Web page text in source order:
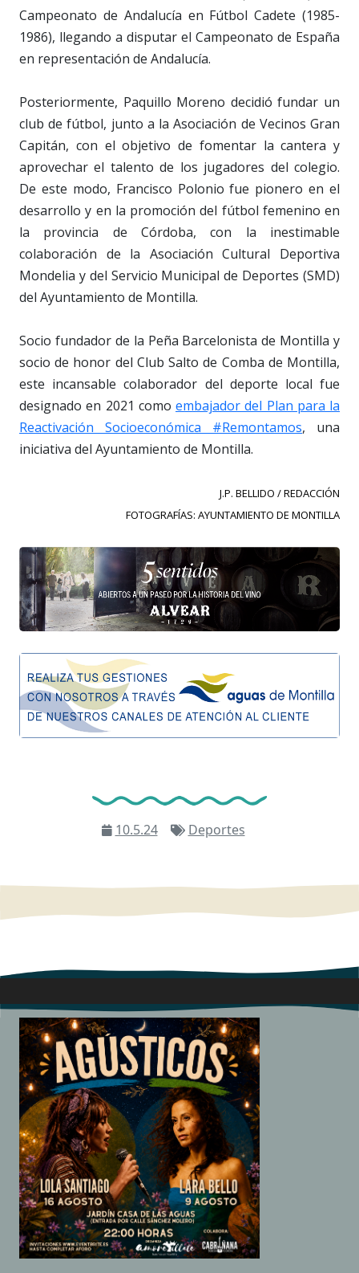
Campeonato de Andalucía en Fútbol Cadete (1985-
1986), llegando a disputar el Campeonato de España
en representación de Andalucía.
Posteriormente, Paquillo Moreno decidió fundar un
club de fútbol, junto a la Asociación de Vecinos Gran
Capitán, con el objetivo de fomentar la cantera y
aprovechar el talento de los jugadores del colegio.
De este modo, Francisco Polonio fue pionero en el
desarrollo y en la promoción del fútbol femenino en
la provincia de Córdoba, con la inestimable
colaboración de la Asociación Cultural Deportiva
Mondelia y del Servicio Municipal de Deportes (SMD)
del Ayuntamiento de Montilla.
Socio fundador de la Peña Barcelonista de Montilla y
socio de honor del Club Salto de Comba de Montilla,
este incansable colaborador del deporte local fue
designado en 2021 como embajador del Plan para la
Reactivación Socioeconómica #Remontamos, una
iniciativa del Ayuntamiento de Montilla.
J.P. BELLIDO / REDACCIÓN
FOTOGRAFÍAS: AYUNTAMIENTO DE MONTILLA
10.5.24 Deportes